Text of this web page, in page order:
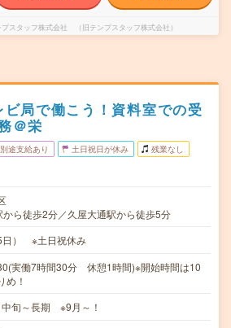
スタッフ株式会社 （旧テンプスタッフ株式会社）
局で働こう！資料室での受
＠栄
途支給あり 土日祝日が休み 残業なし
から徒歩2分／久屋大通駅から徒歩5分
日） ※土日祝休み
実働7時間30分 休憩1時間)※開始時間は10
め！
旬～長期 ※9月～！